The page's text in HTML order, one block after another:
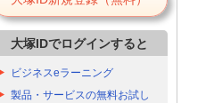
大塚IDでログインすると
ビジネスeラーニング
製品・サービスの無料お試し